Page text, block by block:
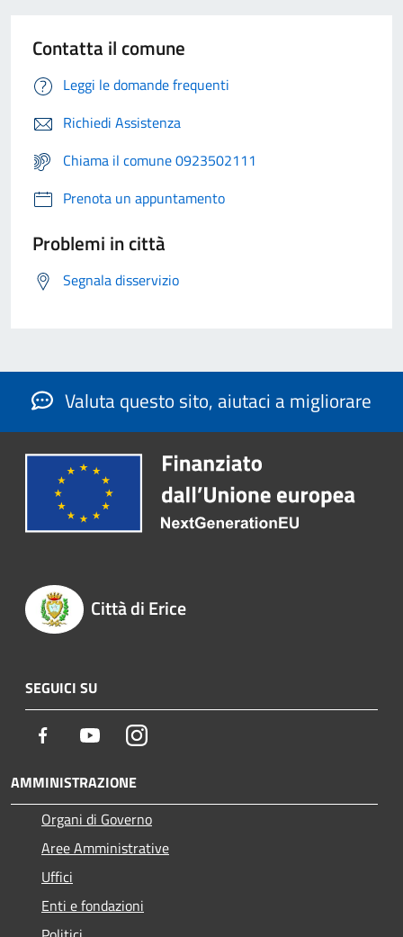
Contatta il comune
Leggi le domande frequenti
Richiedi Assistenza
Chiama il comune 0923502111
Prenota un appuntamento
Problemi in città
Segnala disservizio
Valuta questo sito, aiutaci a migliorare
Città di Erice
SEGUICI SU
Facebook YoutubeInstagram
AMMINISTRAZIONE
Organi di Governo
Aree Amministrative
Uffici
Enti e fondazioni